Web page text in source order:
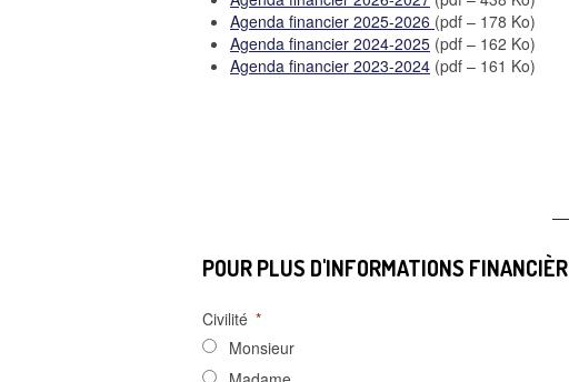
Agenda financier 2025-2026 (pdf – 178 Ko)
Agenda financier 2024-2025 (pdf – 162 Ko)
Agenda financier 2023-2024 (pdf – 161 Ko)
POUR PLUS D'INFORMATIONS
Civilité *
Monsieur